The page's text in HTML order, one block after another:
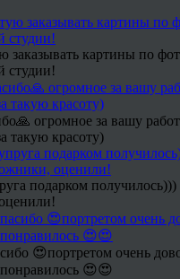
заказывать картины по
студии!
огромное за вашу
такую красоту)
подарком
😍портретом очень
😍😍